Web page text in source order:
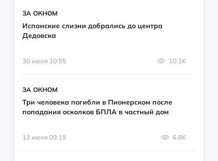
ЗА ОКНОМ
Испанские слизни добрались до центра
Дедовска
30 июля 10:55 10.1K
ЗА ОКНОМ
Три человека погибли в Пионерском после
попадания осколков БПЛА в частный дом
13 июля 09:19 6.8K